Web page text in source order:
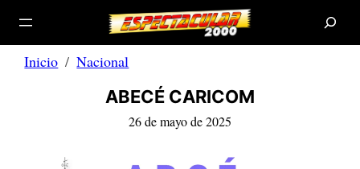
Saltar
contenido
a
Inicio Nacional
ABECÉ CARICOM
26 de mayo de 2025